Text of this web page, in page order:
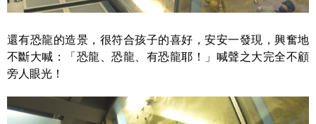
還有恐龍的造景，很符合孩子的喜好，安安一發現，興奮地
不斷大喊：「恐龍、恐龍、有恐龍耶！」喊聲之大完全不顧
旁人眼光！